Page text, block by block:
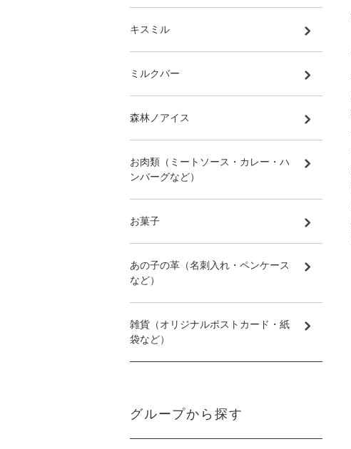
キスミル
ミルクバー
森林ノアイス
お肉類（ミートソース・カレー・ハ
ンバーグなど）
お菓子
あの子の革（名刺入れ・ペンケース
など）
雑貨（オリジナルポストカード・紙
袋など）
グループから探す